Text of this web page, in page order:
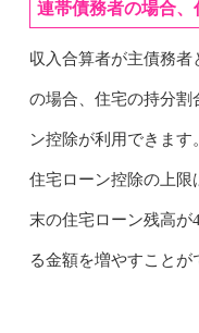
連帯債務者の場合
収入合算者が主債務
の場合、住宅の持分割
ン控除が利用できます。
住宅ローン控除の上限
末の住宅ローン残高が
る金額を増やすことが